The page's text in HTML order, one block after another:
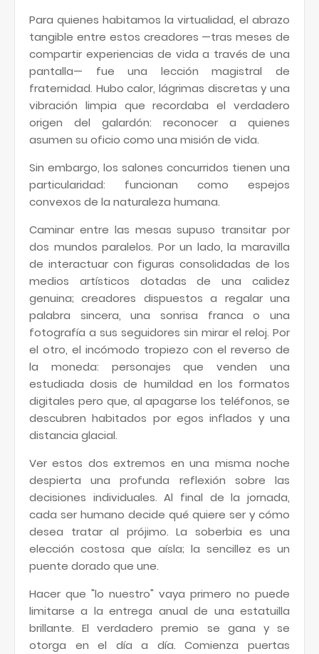
Para quienes habitamos la virtualidad, el abrazo
tangible entre estos creadores —tras meses de
compartir experiencias de vida a través de una
pantalla— fue una lección magistral de
fraternidad. Hubo calor, lágrimas discretas y una
vibración limpia que recordaba el verdadero
origen del galardón: reconocer a quienes
asumen su oficio como una misión de vida.
Sin embargo, los salones concurridos tienen una
particularidad: funcionan como espejos
convexos de la naturaleza humana.
Caminar entre las mesas supuso transitar por
dos mundos paralelos. Por un lado, la maravilla
de interactuar con figuras consolidadas de los
medios artísticos dotadas de una calidez
genuina; creadores dispuestos a regalar una
palabra sincera, una sonrisa franca o una
fotografía a sus seguidores sin mirar el reloj. Por
el otro, el incómodo tropiezo con el reverso de
la moneda: personajes que venden una
estudiada dosis de humildad en los formatos
digitales pero que, al apagarse los teléfonos, se
descubren habitados por egos inflados y una
distancia glacial.
Ver estos dos extremos en una misma noche
despierta una profunda reflexión sobre las
decisiones individuales. Al final de la jornada,
cada ser humano decide qué quiere ser y cómo
desea tratar al prójimo. La soberbia es una
elección costosa que aísla; la sencillez es un
puente dorado que une.
Hacer que "lo nuestro" vaya primero no puede
limitarse a la entrega anual de una estatuilla
brillante. El verdadero premio se gana y se
otorga en el día a día. Comienza puertas